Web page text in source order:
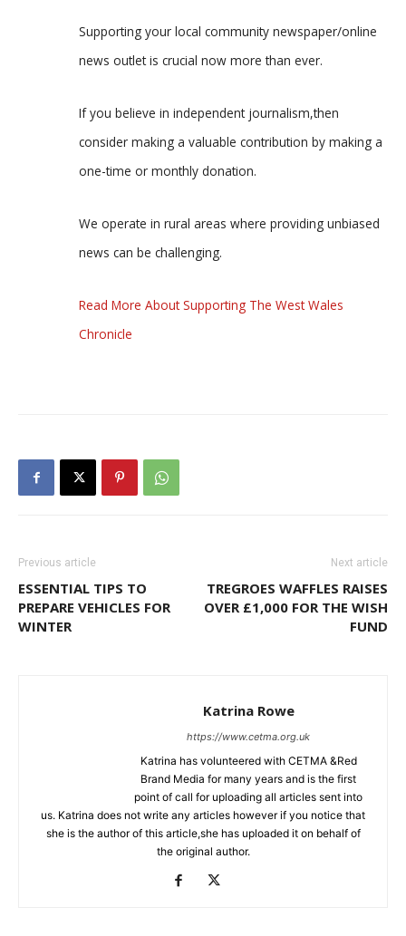
Supporting your local community newspaper/online
news outlet is crucial now more than ever.
If you believe in independent journalism,then
consider making a valuable contribution by making a
one-time or monthly donation.
We operate in rural areas where providing unbiased
news can be challenging.
Read More About Supporting The West Wales
Chronicle
Previous article
ESSENTIAL TIPS TO
PREPARE VEHICLES FOR
WINTER
Next article
TREGROES WAFFLES RAISES
OVER £1,000 FOR THE WISH
FUND
Katrina Rowe
https://www.cetma.org.uk
Katrina has volunteered with CETMA &Red
Brand Media for many years and is the first
point of call for uploading all articles sent into
us. Katrina does not write any articles however if you notice that
she is the author of this article,she has uploaded it on behalf of
the original author.